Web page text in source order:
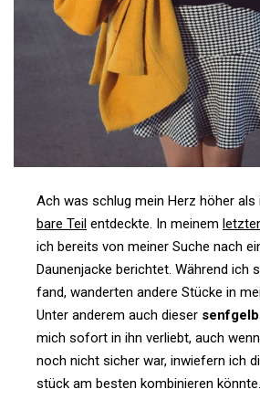
Ach was schlug mein Herz höher als
bare Teil ent­deckte. In meinem
ich bereits von meiner Suche nach
Dau­nen­jacke berichtet. Wäh­rend ich
fand, wan­derten andere Stücke in
Unter anderem auch dieser
mich sofort in ihn ver­liebt, auch
noch nicht sicher war, inwie­fern ich
stück am besten kom­bi­nieren könnte.